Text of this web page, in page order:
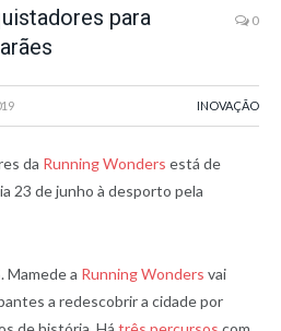
para
0
INOVAÇÃO
da Running Wonders está de
23 de junho à desporto pela
Mamede a Running Wonders vai
a redescobrir a cidade por